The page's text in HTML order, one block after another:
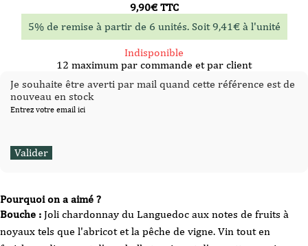
Pourquoi on a aimé ?
Bouche : Joli chardonnay du Languedoc aux notes de fruits à
noyaux tels que l'abricot et la pêche de vigne. Vin tout en
9,90€TTC
5% de remise à partir de 6 unités. Soit9,41€à l'unité
Indisponible
12 maximum par commande et par client
Je souhaite être averti par mail quand cette référence est de
nouveau en stock
Entrez votre email ici